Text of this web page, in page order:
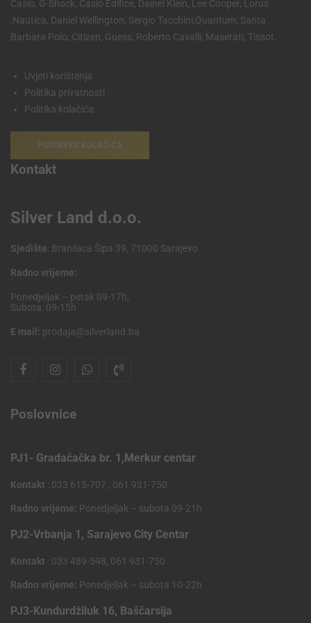
Casio, G-Shock, Casio Edifice, Dainel Klein, Lee Cooper, Lorus
,Nautica, Daniel Wellington, Sergio Tacchini,Quantum, Santa
Barbara Polo, Citizen, Guess, Roberto Cavalli, Maserati, Tissot.
Uvjeti korištenja
Politika privatnosti
Politika kolačića
POSTAVKE KOLAČIĆA
Kontakt
Silver Land d.o.o.
Sjedište: Branilaca Šipa 39, 71000 Sarajevo
Radno vrijeme:
Ponedjeljak – petak 09-17h,
Subota: 09-15h
E mail: prodaja@silverland.ba
Poslovnice
PJ1- Gradačačka br. 1,Merkur centar
Kontakt : 033 615-707 , 061 931-750
Radno vrijeme: Ponedjeljak – subota 09-21h
PJ2-Vrbanja 1, Sarajevo City Centar
Kontakt : 033 489-598, 061 931-750
Radno vrijeme: Ponedjeljak – subota 10-22h
PJ3-Kundurdžiluk 16, Baščarsija